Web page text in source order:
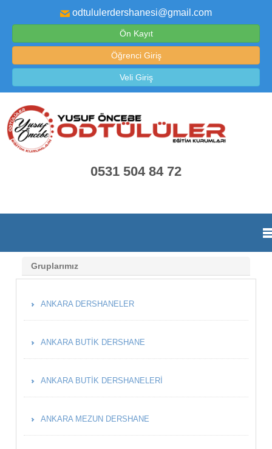
odtululerdershanesi@gmail.com
Ön Kayıt
Öğrenci Giriş
Veli Giriş
0531 504 84 72
Gruplarımız
ANKARA DERSHANELER
ANKARA BUTIK DERSHANE
ANKARA BUTIK DERSHANELERI
ANKARA MEZUN DERSHANE